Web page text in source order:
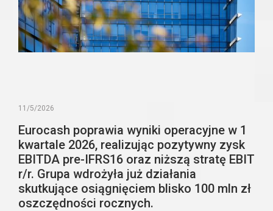
11/5/2026
Eurocash poprawia wyniki operacyjne w 1
kwartale 2026, realizując pozytywny zysk
EBITDA pre-IFRS16 oraz niższą stratę EBIT
r/r. Grupa wdrożyła już działania
skutkujące osiągnięciem blisko 100 mln zł
oszczędności rocznych.